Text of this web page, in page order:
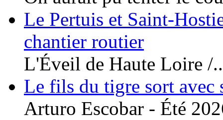
Le Pertuis et Saint-
chantier routier
L'Éveil de Haute Loire /
Le fils du tigre sort avec
Arturo Escobar - Été